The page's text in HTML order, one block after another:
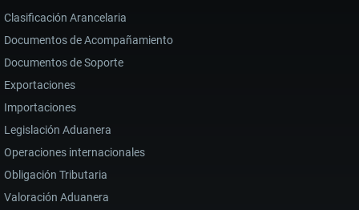
Clasificación Arancelaria
Documentos de Acompañamiento
Documentos de Soporte
Exportaciones
Importaciones
Legislación Aduanera
Operaciones internacionales
Obligación Tributaria
Valoración Aduanera